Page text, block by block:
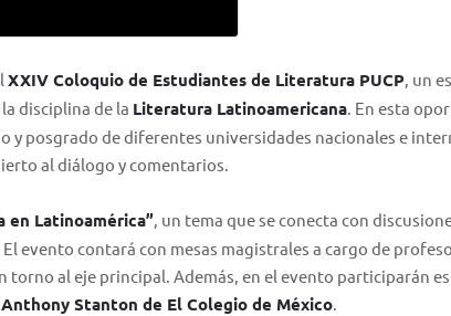
XXIV Coloquio de Estudiantes de Literatura PUCP, un
disciplina de la Literatura Latinoamericana. En esta
y posgrado de diferentes universidades nacionales e
al diálogo y comentarios.
en Latinoamérica”, un tema que se conecta con
evento contará con mesas magistrales a cargo de
torno al eje principal. Además, en el evento participarán
Anthony Stanton de El Colegio de México.